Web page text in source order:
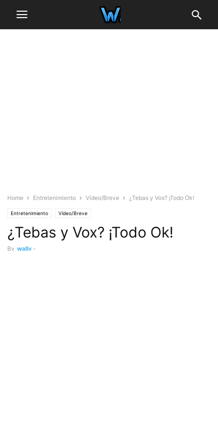
Home Entretenimiento Vídeo/Breve ¿Tebas y Vox? ¡Todo Ok!
Entretenimiento Vídeo/Breve
¿Tebas y Vox? ¡Todo Ok!
By wally -